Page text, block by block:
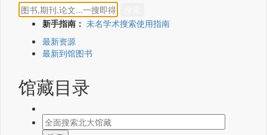
新手指南： 未名学术搜索使用指南
最新资源
最新到馆图书
馆藏目录